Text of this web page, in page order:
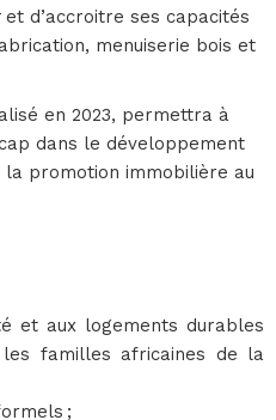
d’accroitre ses capacités
menuiserie bois et
en 2023, permettra à
dans le développement
promotion immobilière au
et aux logements durables
familles africaines de la
;